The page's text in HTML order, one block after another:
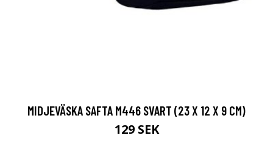
MIDJEVÄSKA SAFTA M446 SVART (23 X 12 X 9 CM)
129 SEK